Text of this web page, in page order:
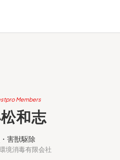
Members
和志
害獣駆除
境消毒有限会社